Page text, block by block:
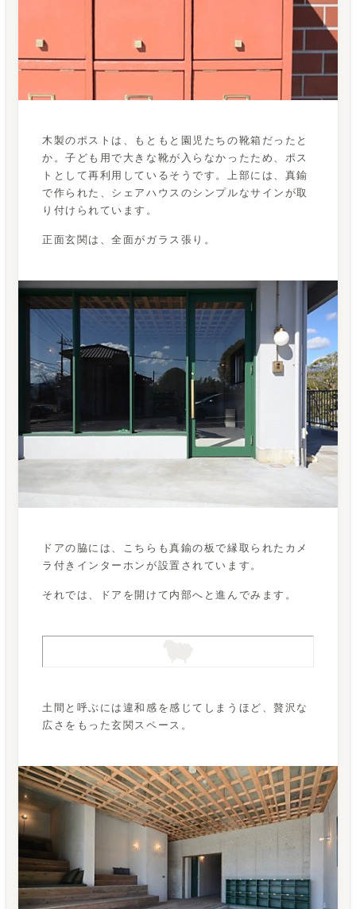
木製のポストは、もともと園児たちの靴箱だったと
か。子ども用で大きな靴が入らなかったため、ポス
トとして再利用しているそうです。上部には、真鍮
で作られた、シェアハウスのシンプルなサインが取
り付けられています。
正面玄関は、全面がガラス張り。
ドアの脇には、こちらも真鍮の板で縁取られたカメ
ラ付きインターホンが設置されています。
それでは、ドアを開けて内部へと進んでみます。
土間と呼ぶには違和感を感じてしまうほど、贅沢な
広さをもった玄関スペース。